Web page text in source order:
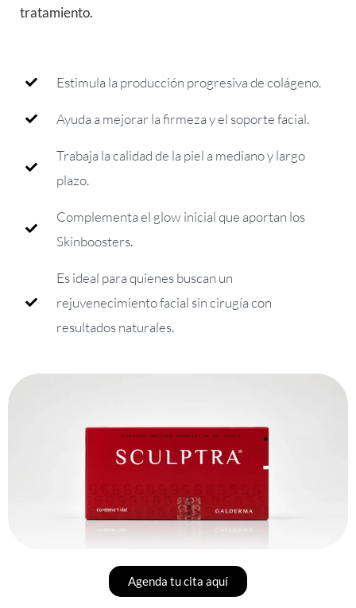
tratamiento.
Estimula la producción progresiva de colágeno.
Ayuda a mejorar la firmeza y el soporte facial.
Trabaja la calidad de la piel a mediano y largo
plazo.
Complementa el glow inicial que aportan los
Skinboosters.
Es ideal para quienes buscan un
rejuvenecimiento facial sin cirugía con
resultados naturales.
Agenda tu cita aquí